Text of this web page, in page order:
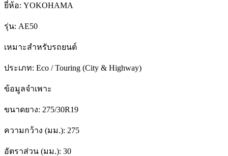
ยี่ห้อ: YOKOHAMA
รุ่น: AE50
เหมาะสำหรับรถยนต์
ประเภท: Eco / Touring (City & Highway)
ข้อมูลจำเพาะ
ขนาดยาง: 275/30R19
ความกว้าง (มม.): 275
อัตราส่วน (มม.): 30